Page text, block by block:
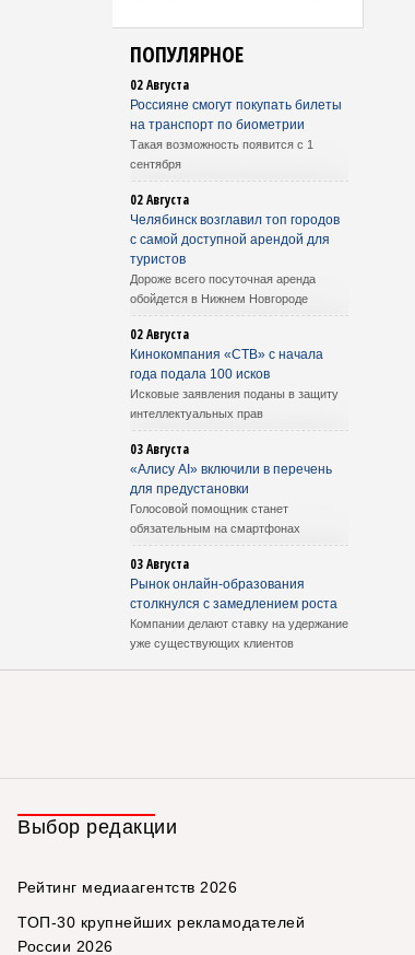
ПОПУЛЯРНОЕ
02 Августа
Россияне смогут покупать билеты
на транспорт по биометрии
Такая возможность появится с 1
сентября
02 Августа
Челябинск возглавил топ городов
с самой доступной арендой для
туристов
Дороже всего посуточная аренда
обойдется в Нижнем Новгороде
02 Августа
Кинокомпания «СТВ» с начала
года подала 100 исков
Исковые заявления поданы в защиту
интеллектуальных прав
03 Августа
«Алису AI» включили в перечень
для предустановки
Голосовой помощник станет
обязательным на смартфонах
03 Августа
Рынок онлайн-образования
столкнулся с замедлением роста
Компании делают ставку на удержание
уже существующих клиентов
Выбор редакции
Рейтинг медиаагентств 2026
ТОП-30 крупнейших рекламодателей
России 2026